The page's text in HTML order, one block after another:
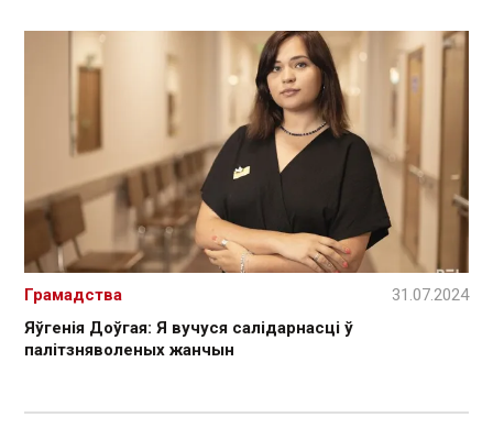
Яўгенія Доўгая: Я вучуся салідарнасці ў
палітзняволеных жанчын
Грамадства 31.07.2024